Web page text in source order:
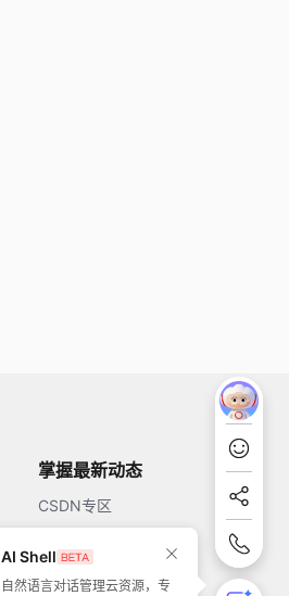
AI Shell
自然语言对话管理云资源，专
掌握最新动态
CSDN专区
开源中国